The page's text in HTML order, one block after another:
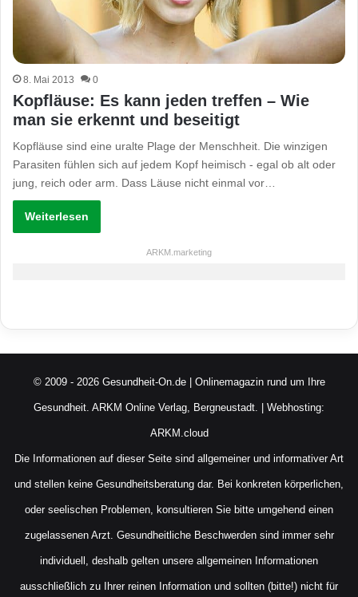
8. Mai 2013 0
Kopfläuse: Es kann jeden treffen – Wie
man sie erkennt und beseitigt
Kopfläuse sind eine uralte Plage der Menschheit. Die winzigen
Parasiten fühlen sich auf jedem Kopf heimisch - egal ob alt oder
jung, reich oder arm. Dass Läuse nicht einmal vor…
Weiterlesen
ARKM.marketing
© 2009 - 2026 Gesundheit-On.de | Onlinemagazin rund um Ihre
Gesundheit. ARKM Online Verlag, Bergneustadt. | Webhosting:
ARKM.cloud
Die Informationen auf dieser Seite sind allgemeiner und informativer Art
und stellen keine Gesundheitsberatung dar. Bei konkreten körperlichen,
oder seelischen Problemen, konsultieren Sie bitte umgehend einen
zugelassenen Arzt. Gesundheitliche Beschwerden sind immer sehr
individuell, deshalb gelten unsere allgemeinen Informationen
ausschließlich zu Ihrer reinen Information und sollten (bitte!) nicht für